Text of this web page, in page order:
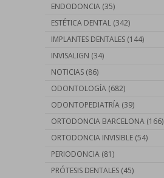
ENDODONCIA (35)
ESTÉTICA DENTAL (342)
IMPLANTES DENTALES (144)
INVISALIGN (34)
NOTICIAS (86)
ODONTOLOGÍA (682)
ODONTOPEDIATRÍA (39)
ORTODONCIA BARCELONA (166)
ORTODONCIA INVISIBLE (54)
PERIODONCIA (81)
PRÓTESIS DENTALES (45)